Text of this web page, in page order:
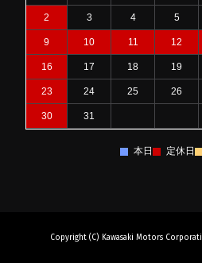
2 3 4 5
9 10 11 12
16 17 18 19
23 24 25 26
30 31
本日 定休日
Copyright (C) Kawasaki Motors